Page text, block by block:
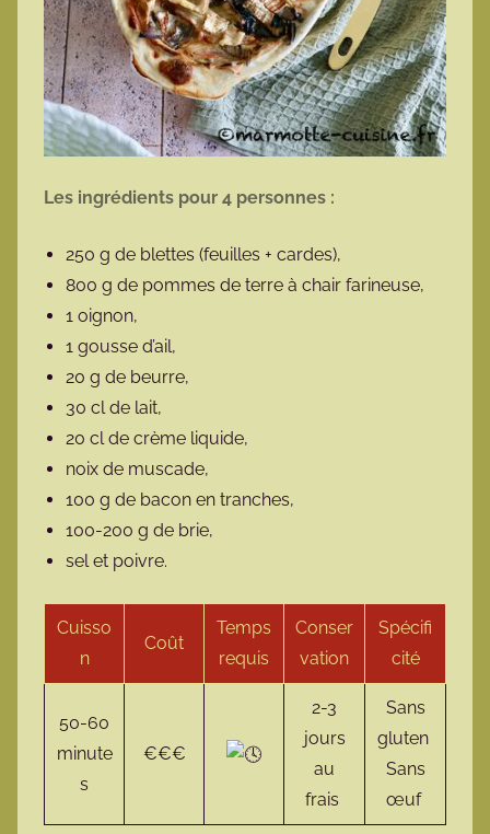
Les ingrédients pour 4 personnes :
250 g de blettes (feuilles + cardes),
800 g de pommes de terre à chair farineuse,
1 oignon,
1 gousse d’ail,
20 g de beurre,
30 cl de lait,
20 cl de crème liquide,
noix de muscade,
100 g de bacon en tranches,
100-200 g de brie,
sel et poivre.
Cuisso
n
Coût
Temps
requis
Conser
vation
Spécifi
cité
50-60
minute
s
€€€
2-3
jours
au
frais
Sans
gluten
Sans
œuf